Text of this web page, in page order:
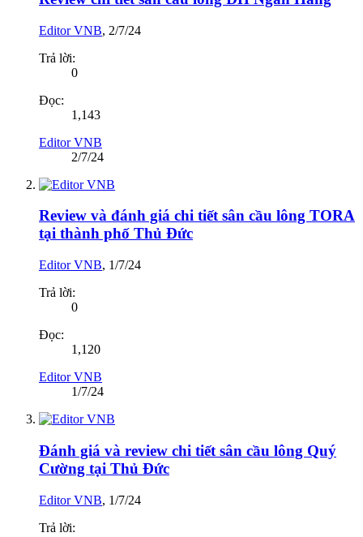
Editor VNB, 2/7/24
Trả lời:
0
Đọc:
1,143
Editor VNB
2/7/24
Review và đánh giá chi tiết sân cầu lông TORA
tại thành phố Thủ Đức
Editor VNB, 1/7/24
Trả lời:
0
Đọc:
1,120
Editor VNB
1/7/24
Đánh giá và review chi tiết sân cầu lông Quý
Cường tại Thủ Đức
Editor VNB, 1/7/24
Trả lời: